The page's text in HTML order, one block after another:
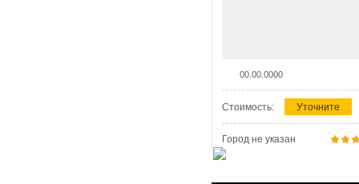
00.00.0000
Стоимость: Уточните
Город не указан